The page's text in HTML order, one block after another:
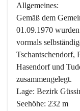
Allgemeines:
Gemäß dem
01.09.1970
vormals
Tschantschendorf,
Hasendorf und
zusammengelegt.
Lage: Bezirk
Seehöhe: 232 m